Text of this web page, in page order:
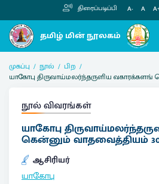
திரைப்படிப்பி A- A
முகப்பு நூல்
பிற
யாகோபு திருவாய்மலர்ந்தருளிய
நூல் விவரங்கள்
யாகோபு
கென்னும் வாதவைத்தியம்
ஆசிரியர்
யாகோபு